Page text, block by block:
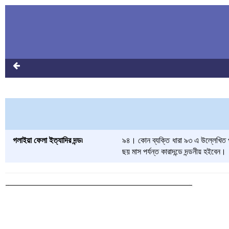
গলাইয়া ফেলা ইত্যাদির দন্ড৷
৯৪। কোন ব্যক্তি ধারা ৯৩ এ উল্লেখিত
ছয় মাস পর্যন্ত কারাদন্ডে দন্ডনীয় হইবেন।